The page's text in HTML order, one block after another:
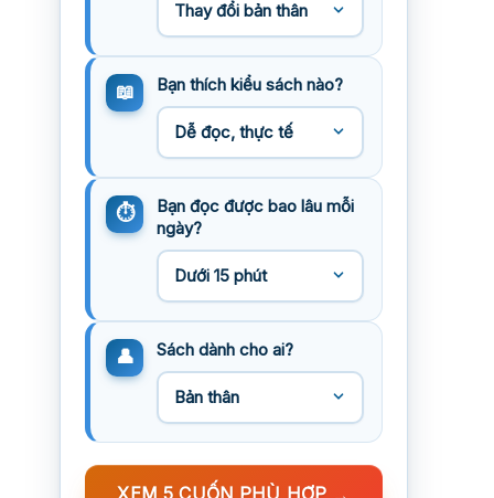
Bạn thích kiểu sách nào?
Bạn đọc được bao lâu mỗi
ngày?
Sách dành cho ai?
XEM 5 CUỐN PHÙ HỢP